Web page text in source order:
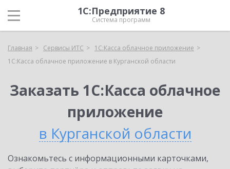
1С:Предприятие 8
Система программ
Главная Сервисы ИТС
1С:Касса облачное приложение
1С:Касса облачное приложение в Курганской области
Заказать 1С:Касса облачное
приложение
в Курганской области
Ознакомьтесь с информационными карточками,